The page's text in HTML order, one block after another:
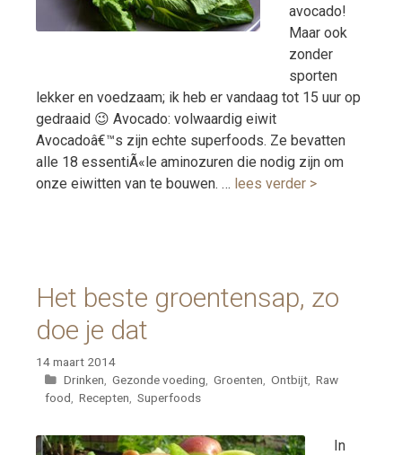
avocado!
Maar ook
zonder
sporten
lekker en voedzaam; ik heb er vandaag tot 15 uur op
gedraaid 😉 Avocado: volwaardig eiwit
Avocadoâ€™s zijn echte superfoods. Ze bevatten
alle 18 essentiÃ«le aminozuren die nodig zijn om
onze eiwitten van te bouwen. … lees verder >
Het beste groentensap, zo
doe je dat
14 maart 2014
Categorieën
Drinken Gezonde voeding Groenten Ontbijt Raw
food
Recepten Superfoods
In